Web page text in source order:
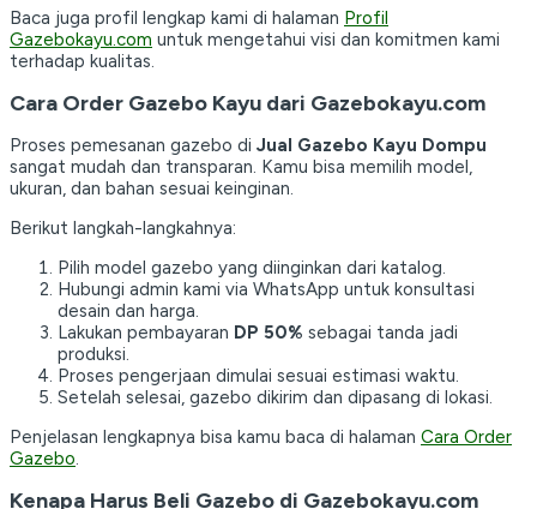
Baca juga profil lengkap kami di halaman Profil
Gazebokayu.com untuk mengetahui visi dan komitmen kami
terhadap kualitas.
Cara Order Gazebo Kayu dari Gazebokayu.com
Proses pemesanan gazebo di Jual Gazebo Kayu Dompu
sangat mudah dan transparan. Kamu bisa memilih model,
ukuran, dan bahan sesuai keinginan.
Berikut langkah-langkahnya:
Pilih model gazebo yang diinginkan dari katalog.
Hubungi admin kami via WhatsApp untuk konsultasi
desain dan harga.
Lakukan pembayaran DP 50% sebagai tanda jadi
produksi.
Proses pengerjaan dimulai sesuai estimasi waktu.
Setelah selesai, gazebo dikirim dan dipasang di lokasi.
Penjelasan lengkapnya bisa kamu baca di halaman Cara Order
Gazebo.
Kenapa Harus Beli Gazebo di Gazebokayu.com